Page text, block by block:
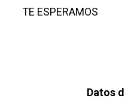
TE ESPERAMOS
Datos